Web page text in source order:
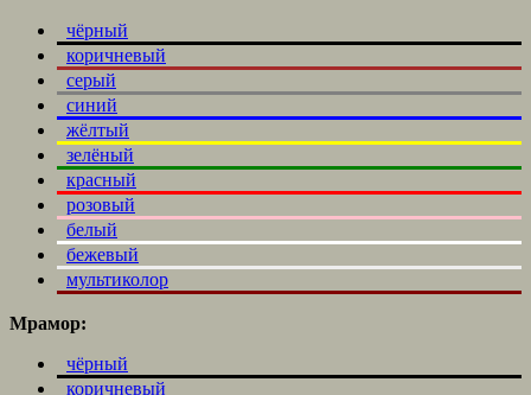
чёрный
коричневый
серый
синий
жёлтый
зелёный
красный
розовый
белый
бежевый
мультиколор
Мрамор:
чёрный
коричневый